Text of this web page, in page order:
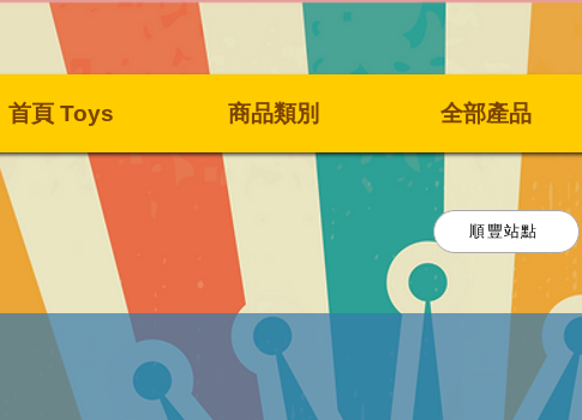
首頁 Toys 商品類別 全部產品
順豐站點